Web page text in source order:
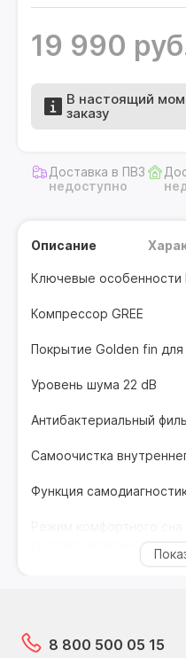
19 990
В настоящий
заказу
Доставка в ПВЗ
недоступно
Описание
Ключевые особенности
Компрессор GREE
Покрытие Golden fin
Уровень шума 22 dB
Антибактериальный
Самоочистка
Функция
производительности
8 800 500 05 15